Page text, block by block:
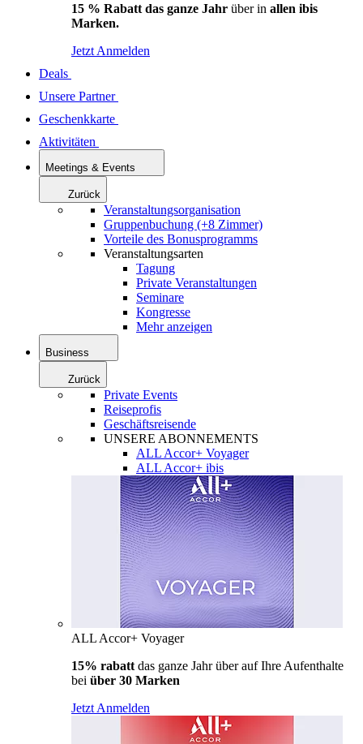
15 % Rabatt das ganze Jahr über in allen ibis
Marken.
Jetzt Anmelden
Deals
Unsere Partner
Geschenkkarte
Aktivitäten
Meetings & Events
Zurück
Veranstaltungsorganisation
Gruppenbuchung (+8 Zimmer)
Vorteile des Bonusprogramms
Veranstaltungsarten
Tagung
Private Veranstaltungen
Seminare
Kongresse
Mehr anzeigen
Business
Zurück
Private Events
Reiseprofis
Geschäftsreisende
UNSERE ABONNEMENTS
ALL Accor+ Voyager
ALL Accor+ ibis
ALL Accor+ Voyager
15% rabatt das ganze Jahr über auf Ihre Aufenthalte
bei über 30 Marken
Jetzt Anmelden